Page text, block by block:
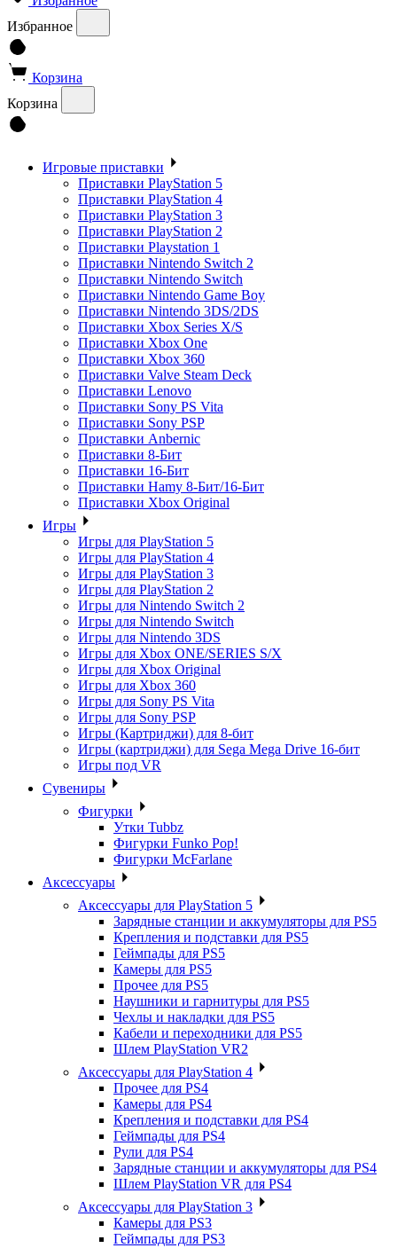
Избранное
Корзина
Корзина
Игровые приставки
Приставки PlayStation 5
Приставки PlayStation 4
Приставки PlayStation 3
Приставки PlayStation 2
Приставки Playstation 1
Приставки Nintendo Switch 2
Приставки Nintendo Switch
Приставки Nintendo Game Boy
Приставки Nintendo 3DS/2DS
Приставки Xbox Series X/S
Приставки Xbox One
Приставки Xbox 360
Приставки Valve Steam Deck
Приставки Lenovo
Приставки Sony PS Vita
Приставки Sony PSP
Приставки Anbernic
Приставки 8-Бит
Приставки 16-Бит
Приставки Hamy 8-Бит/16-Бит
Приставки Xbox Original
Игры
Игры для PlayStation 5
Игры для PlayStation 4
Игры для PlayStation 3
Игры для PlayStation 2
Игры для Nintendo Switch 2
Игры для Nintendo Switch
Игры для Nintendo 3DS
Игры для Xbox ONE/SERIES S/X
Игры для Xbox Original
Игры для Xbox 360
Игры для Sony PS Vita
Игры для Sony PSP
Игры (Картриджи) для 8-бит
Игры (картриджи) для Sega Mega Drive 16-бит
Игры под VR
Сувениры
Фигурки
Утки Tubbz
Фигурки Funko Pop!
Фигурки McFarlane
Аксессуары
Аксессуары для PlayStation 5
Зарядные станции и аккумуляторы для PS5
Крепления и подставки для PS5
Геймпады для PS5
Камеры для PS5
Прочее для PS5
Наушники и гарнитуры для PS5
Чехлы и накладки для PS5
Кабели и переходники для PS5
Шлем PlayStation VR2
Аксессуары для PlayStation 4
Прочее для PS4
Камеры для PS4
Крепления и подставки для PS4
Геймпады для PS4
Рули для PS4
Зарядные станции и аккумуляторы для PS4
Шлем PlayStation VR для PS4
Аксессуары для PlayStation 3
Камеры для PS3
Геймпады для PS3